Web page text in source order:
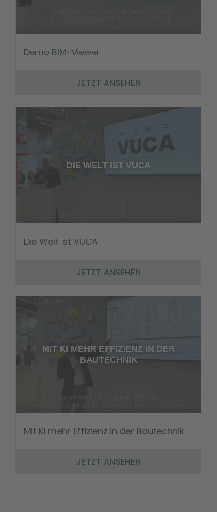
Demo BIM-Viewer
JETZT ANSEHEN
DIE WELT IST VUCA
Die Welt ist VUCA
JETZT ANSEHEN
MIT KI MEHR EFFIZIENZ IN DER
BAUTECHNIK
Mit KI mehr Effizienz in der Bautechnik
JETZT ANSEHEN